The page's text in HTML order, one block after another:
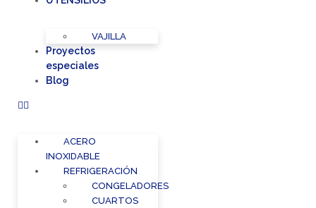
VAJILLA
Proyectos
especiales
Blog
ACERO
INOXIDABLE
REFRIGERACIÓN
CONGELADORES
CUARTOS